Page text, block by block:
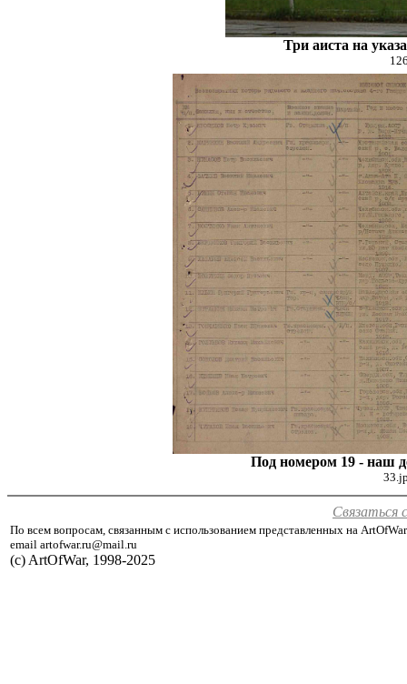
Три аиста на
Под номером 19 - наш
Связаться
По всем вопросам, связанным с использованием представленных на
email artofwar.ru@mail.ru
(с) ArtOfWar, 1998-2025